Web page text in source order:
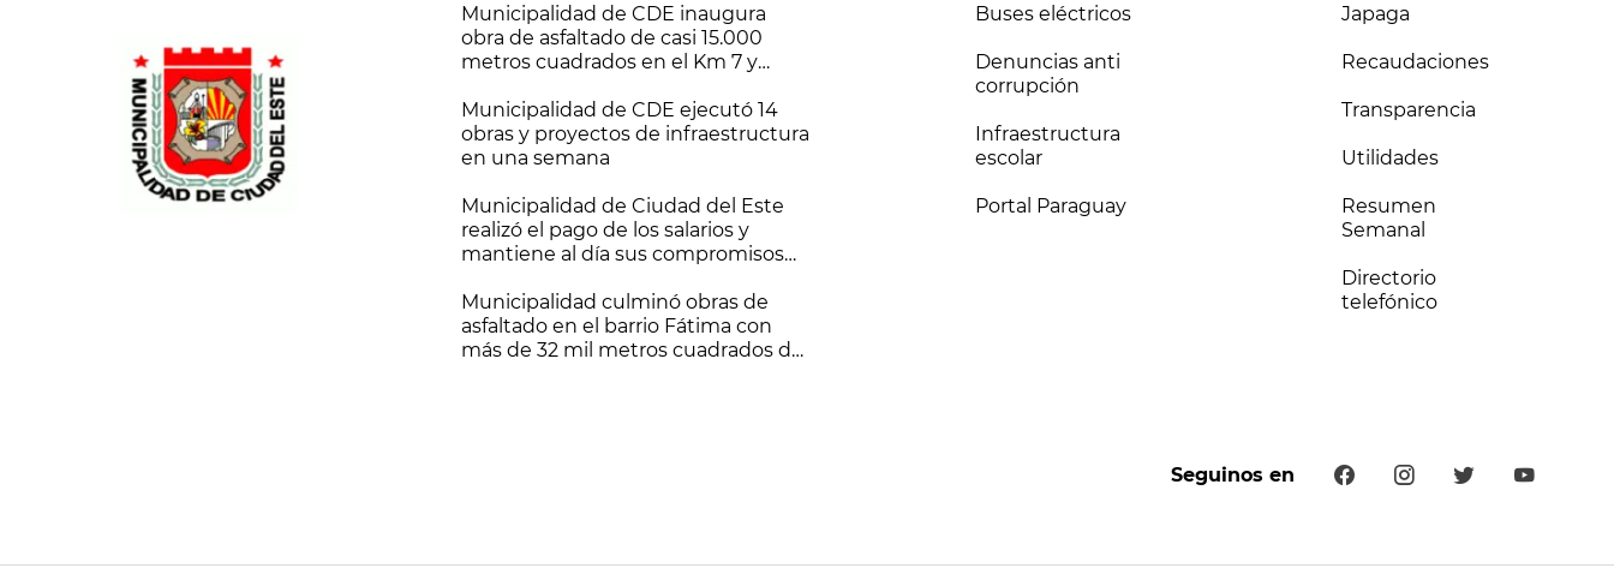
Municipalidad de CDE inaugura
obra de asfaltado de casi 15.000
metros cuadrados en el Km 7 y
trabajo
Municipalidad de CDE ejecutó 14
obras y proyectos de infraestructura
en una semana
Municipalidad de Ciudad del Este
realizó el pago de los salarios y
mantiene al día sus compromisos
Municipalidad culminó obras de
asfaltado en el barrio Fátima con
más de 32 mil metros cuadrados de
Buses eléctricos
Denuncias anti
corrupción
Infraestructura
escolar
Portal Paraguay
Japaga
Recaudaciones
Transparencia
Utilidades
Resumen
Semanal
Directorio
telefónico
Seguinos en